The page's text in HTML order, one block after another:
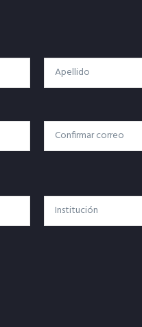
Apellido
Confirmar Correo
Institución